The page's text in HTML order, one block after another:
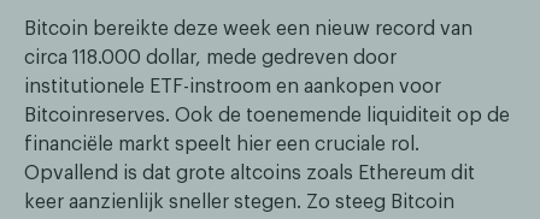
Bitcoin bereikte deze week een nieuw record van
circa 118.000 dollar, mede gedreven door
institutionele ETF-instroom en aankopen voor
Bitcoinreserves. Ook de toenemende liquiditeit op de
financiële markt speelt hier een cruciale rol.
Opvallend is dat grote altcoins zoals Ethereum dit
keer aanzienlijk sneller stegen. Zo steeg Bitcoin